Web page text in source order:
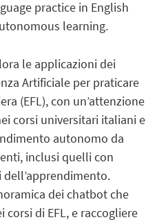
practice in English
learning.
le applicazioni dei
Artificiale per praticare
(EFL), con un’attenzione
corsi universitari italiani e
autonomo da
inclusi quelli con
dei chatbot che
di EFL, e raccogliere